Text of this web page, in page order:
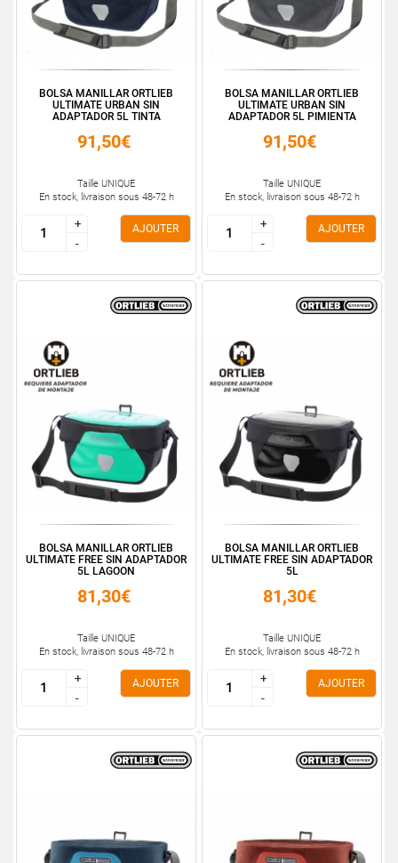
BOLSA MANILLAR ORTLIEB
ULTIMATE URBAN SIN
ADAPTADOR 5L TINTA
91,50€
Taille UNIQUE
En stock, livraison sous 48-72 h
+
-
+
-
AJOUTER
BOLSA MANILLAR ORTLIEB
ULTIMATE URBAN SIN
ADAPTADOR 5L PIMIENTA
91,50€
Taille UNIQUE
En stock, livraison sous 48-72 h
+
-
+
-
AJOUTER
BOLSA MANILLAR ORTLIEB
ULTIMATE FREE SIN ADAPTADOR
5L LAGOON
81,30€
Taille UNIQUE
En stock, livraison sous 48-72 h
+
-
+
-
AJOUTER
BOLSA MANILLAR ORTLIEB
ULTIMATE FREE SIN ADAPTADOR
5L
81,30€
Taille UNIQUE
En stock, livraison sous 48-72 h
+
-
+
-
AJOUTER